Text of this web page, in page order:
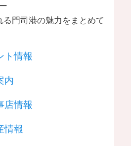
門司港の魅力をまとめて
ト情報
内
店情報
情報